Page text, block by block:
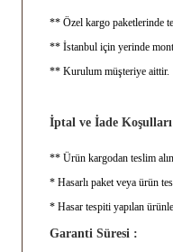
** Özel kargo paketlerinde
** İstanbul için yerinde
** Kurulum müşteriye aittir.
İptal ve İade
** Ürün kargodan teslim
* Hasarlı paket veya ürün
* Hasar tespiti yapılan
Garanti Süresi :